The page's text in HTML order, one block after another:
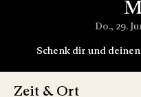
Do., 29.
Schenk dir und
Zeit & Ort